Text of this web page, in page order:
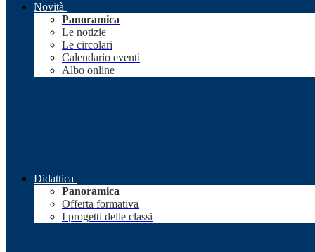
Novità
Panoramica
Le notizie
Le circolari
Calendario eventi
Albo online
Didattica
Panoramica
Offerta formativa
I progetti delle classi